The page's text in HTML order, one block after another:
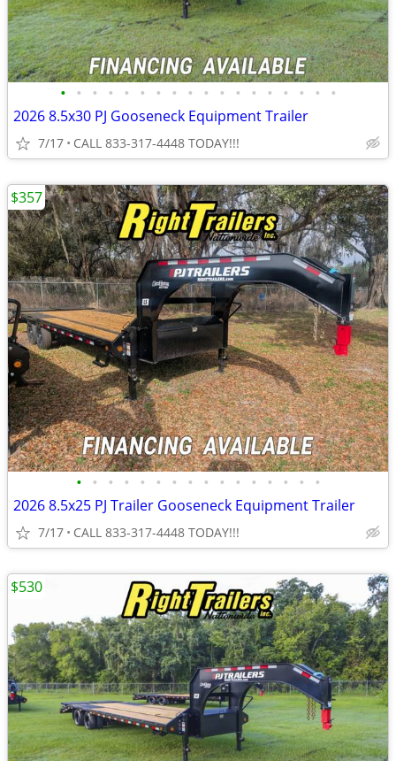
• • • • • • • • • • • • • • • • • •
2026 8.5x30 PJ Gooseneck Equipment Trailer
7/17 CALL 833-317-4448 TODAY!!!
• • • • • • • • • • • • • • • •
2026 8.5x25 PJ Trailer Gooseneck Equipment Trailer
7/17 CALL 833-317-4448 TODAY!!!
$357
$530